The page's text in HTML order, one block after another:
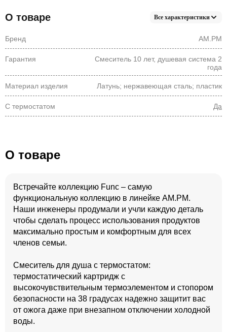
О товаре Все характеристики
Бренд AM.PM
Гарантия
Смеситель 10 лет, душевая система 2
года
Материал изделия Латунь; нержавеющая сталь; пластик
С термостатом Да
О товаре
Встречайте коллекцию Func – самую
функциональную коллекцию в линейке AM.PM.
Наши инженеры продумали и учли каждую деталь
чтобы сделать процесс использования продуктов
максимально простым и комфортным для всех
членов семьи.
Смеситель для душа с термостатом:
термостатический картридж с
высокочувствительным термоэлементом и стопором
безопасности на 38 градусах надежно защитит вас
от ожога даже при внезапном отключении холодной
воды.